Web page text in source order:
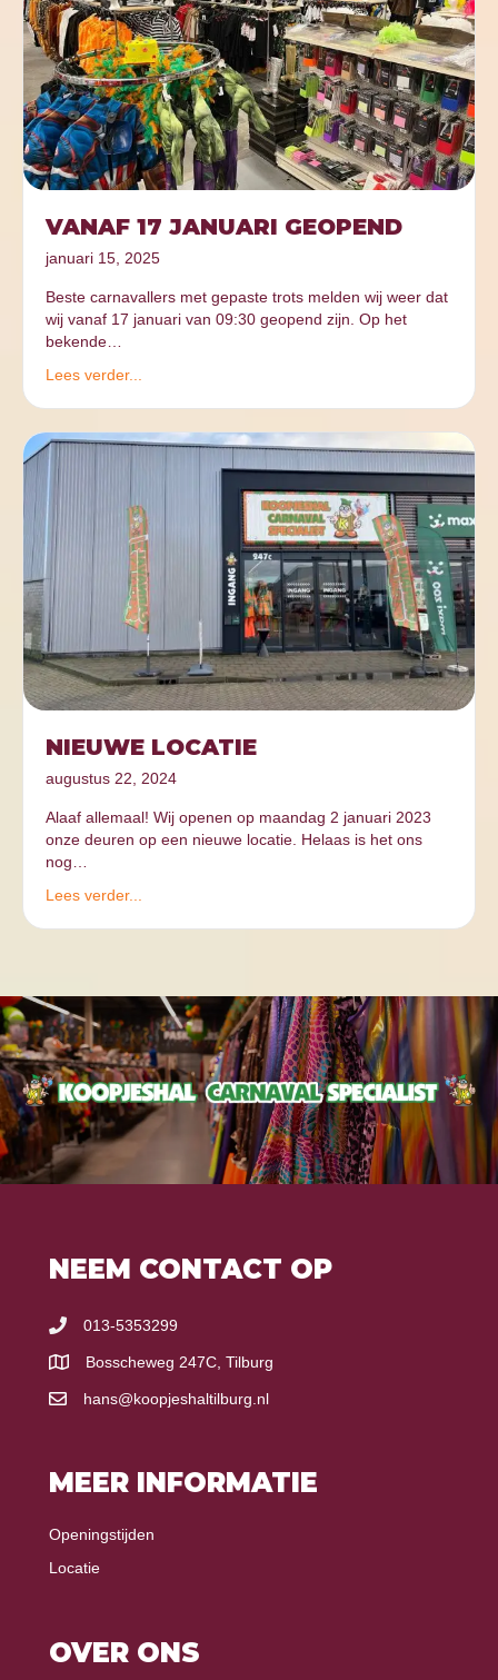
VANAF 17 JANUARI GEOPEND
januari 15, 2025
Beste carnavallers met gepaste trots melden wij weer dat
wij vanaf 17 januari van 09:30 geopend zijn. Op het
bekende…
Lees verder...
NIEUWE LOCATIE
augustus 22, 2024
Alaaf allemaal! Wij openen op maandag 2 januari 2023
onze deuren op een nieuwe locatie. Helaas is het ons
nog…
Lees verder...
NEEM CONTACT OP
013-5353299
Bosscheweg 247C, Tilburg
hans@koopjeshaltilburg.nl
MEER INFORMATIE
Openingstijden
Locatie
OVER ONS